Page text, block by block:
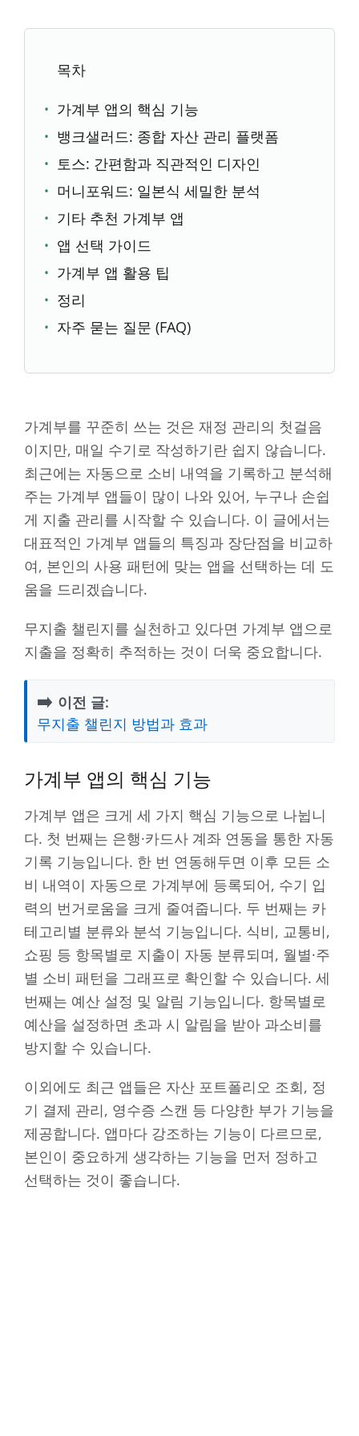
목차
가계부 앱의 핵심 기능
뱅크샐러드: 종합 자산 관리 플랫폼
토스: 간편함과 직관적인 디자인
머니포워드: 일본식 세밀한 분석
기타 추천 가계부 앱
앱 선택 가이드
가계부 앱 활용 팁
정리
자주 묻는 질문 (FAQ)
가계부를 꾸준히 쓰는 것은 재정 관리의 첫걸음
이지만, 매일 수기로 작성하기란 쉽지 않습니다.
최근에는 자동으로 소비 내역을 기록하고 분석해
주는 가계부 앱들이 많이 나와 있어, 누구나 손쉽
게 지출 관리를 시작할 수 있습니다. 이 글에서는
대표적인 가계부 앱들의 특징과 장단점을 비교하
여, 본인의 사용 패턴에 맞는 앱을 선택하는 데 도
움을 드리겠습니다.
무지출 챌린지를 실천하고 있다면 가계부 앱으로
지출을 정확히 추적하는 것이 더욱 중요합니다.
➡️ 이전 글:
무지출 챌린지 방법과 효과
가계부 앱의 핵심 기능
가계부 앱은 크게 세 가지 핵심 기능으로 나뉩니
다. 첫 번째는 은행·카드사 계좌 연동을 통한 자동
기록 기능입니다. 한 번 연동해두면 이후 모든 소
비 내역이 자동으로 가계부에 등록되어, 수기 입
력의 번거로움을 크게 줄여줍니다. 두 번째는 카
테고리별 분류와 분석 기능입니다. 식비, 교통비,
쇼핑 등 항목별로 지출이 자동 분류되며, 월별·주
별 소비 패턴을 그래프로 확인할 수 있습니다. 세
번째는 예산 설정 및 알림 기능입니다. 항목별로
예산을 설정하면 초과 시 알림을 받아 과소비를
방지할 수 있습니다.
이외에도 최근 앱들은 자산 포트폴리오 조회, 정
기 결제 관리, 영수증 스캔 등 다양한 부가 기능을
제공합니다. 앱마다 강조하는 기능이 다르므로,
본인이 중요하게 생각하는 기능을 먼저 정하고
선택하는 것이 좋습니다.